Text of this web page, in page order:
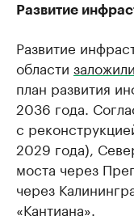
Развитие
Развитие
области заложили
план развития
2036 года.
с
2029 года),
моста через
через
«Кантиана».